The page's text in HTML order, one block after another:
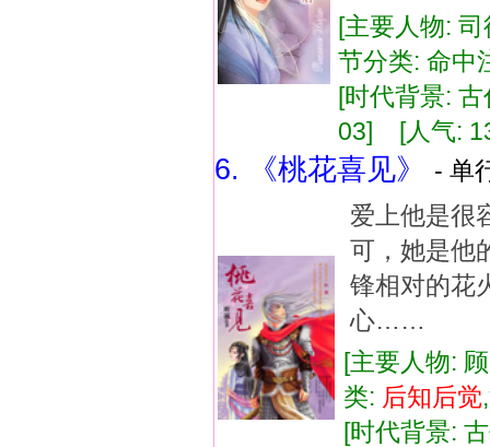
[主要人物:
节分类: 命中
[时代背景:
03] [人气:
6. 《桃花喜见》
- 单
爱上他是很
可，她是他
锋相对的花
心……
[主要人物:
类: 后知后觉
[时代背景: